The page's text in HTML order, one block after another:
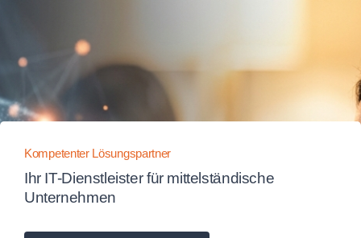
Kompetenter Lösungspartner
Ihr IT-Dienstleister für mittelständische
Unternehmen